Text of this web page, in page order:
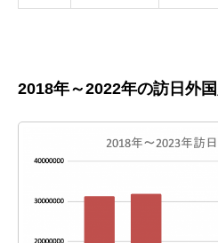
2018年～2022年の訪日外